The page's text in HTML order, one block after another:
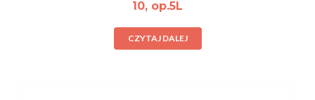
10, op.5L
CZYTAJ DALEJ